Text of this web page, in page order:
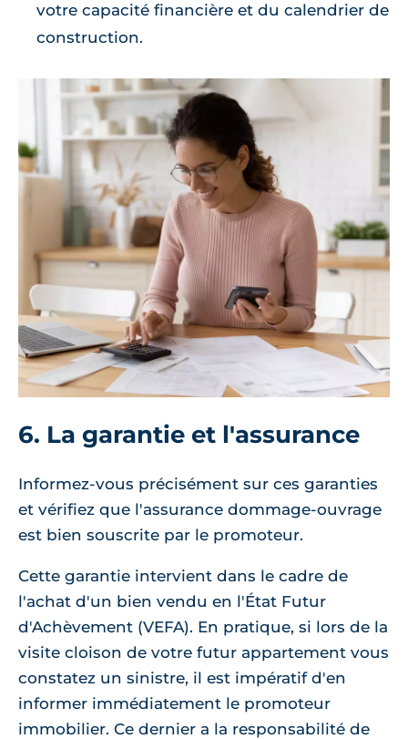
votre capacité financière et du calendrier de
construction.
6. La garantie et l'assurance
Informez-vous précisément sur ces garanties
et vérifiez que l'assurance dommage-ouvrage
est bien souscrite par le promoteur.
Cette garantie intervient dans le cadre de
l'achat d'un bien vendu en l'État Futur
d'Achèvement (VEFA). En pratique, si lors de la
visite cloison de votre futur appartement vous
constatez un sinistre, il est impératif d'en
informer immédiatement le promoteur
immobilier. Ce dernier a la responsabilité de